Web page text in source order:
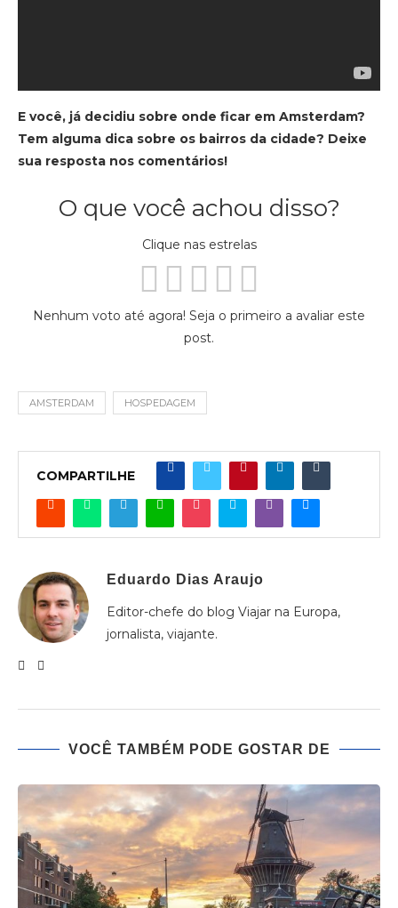
E você, já decidiu sobre onde ficar em Amsterdam?
Tem alguma dica sobre os bairros da cidade? Deixe
sua resposta nos comentários!
O que você achou disso?
Clique nas estrelas
Nenhum voto até agora! Seja o primeiro a avaliar este
post.
AMSTERDAM HOSPEDAGEM
COMPARTILHE
Eduardo Dias Araujo
Editor-chefe do blog Viajar na Europa,
jornalista, viajante.
VOCÊ TAMBÉM PODE GOSTAR DE